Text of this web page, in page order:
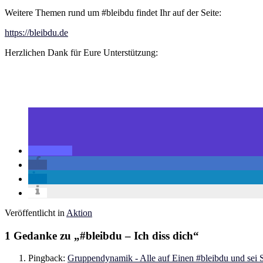
Weitere Themen rund um #bleibdu findet Ihr auf der Seite:
https://bleibdu.de
Herzlichen Dank für Eure Unterstützung:
Veröffentlicht in Aktion
1 Gedanke zu „#bleibdu – Ich diss dich“
Pingback: Gruppendynamik - Alle auf Einen #bleibdu und sei